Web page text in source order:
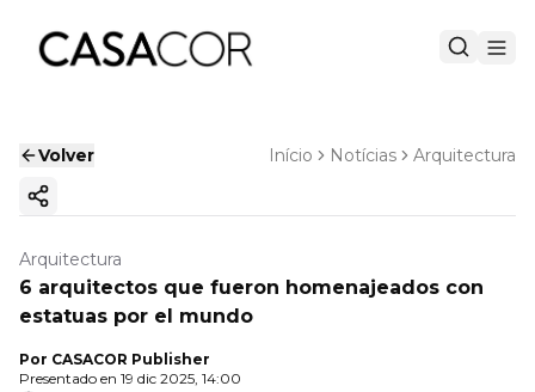
Volver Início Notícias Arquitectura
Copiar enlace
Arquitectura
6 arquitectos que fueron homenajeados con
estatuas por el mundo
Por CASACOR Publisher
Presentado en 19 dic 2025, 14:00